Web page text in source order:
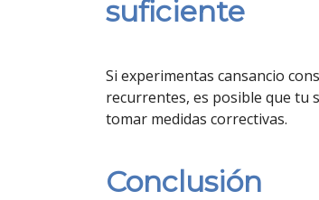
suficiente
Si experimentas cansancio
recurrentes, es posible que tu
tomar medidas correctivas.
Conclusión